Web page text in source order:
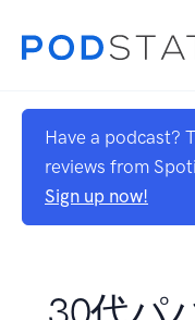
Have a podcast?
reviews from
Sign up now!